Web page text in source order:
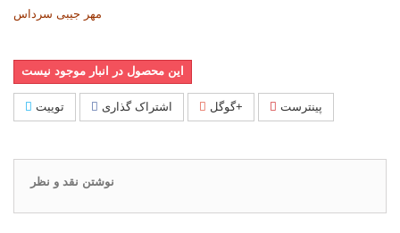
مهر جیبی سرداس
این محصول در انبار موجود نیست
توییت اشتراک گذاری گوگل+ پینترست
نوشتن نقد و نظر